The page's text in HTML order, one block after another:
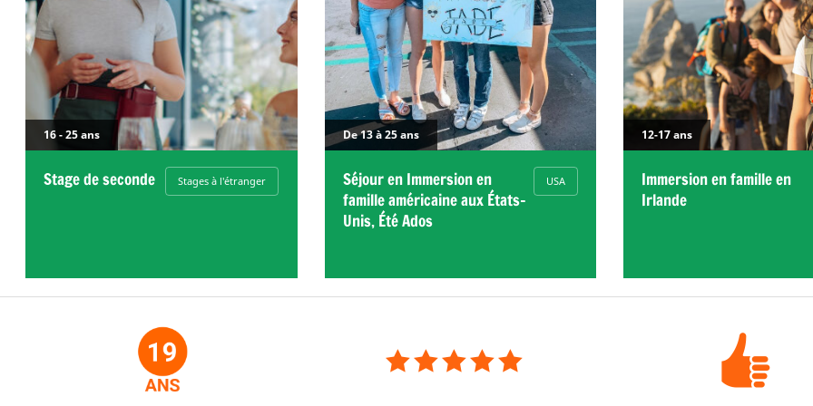
16 - 25 ans
Stage de seconde Stages à l'étranger
De 13 à 25 ans
Séjour en Immersion en
famille américaine aux États-
Unis, Été Ados
USA
12-17 ans
Immersion en famille en
Irlande